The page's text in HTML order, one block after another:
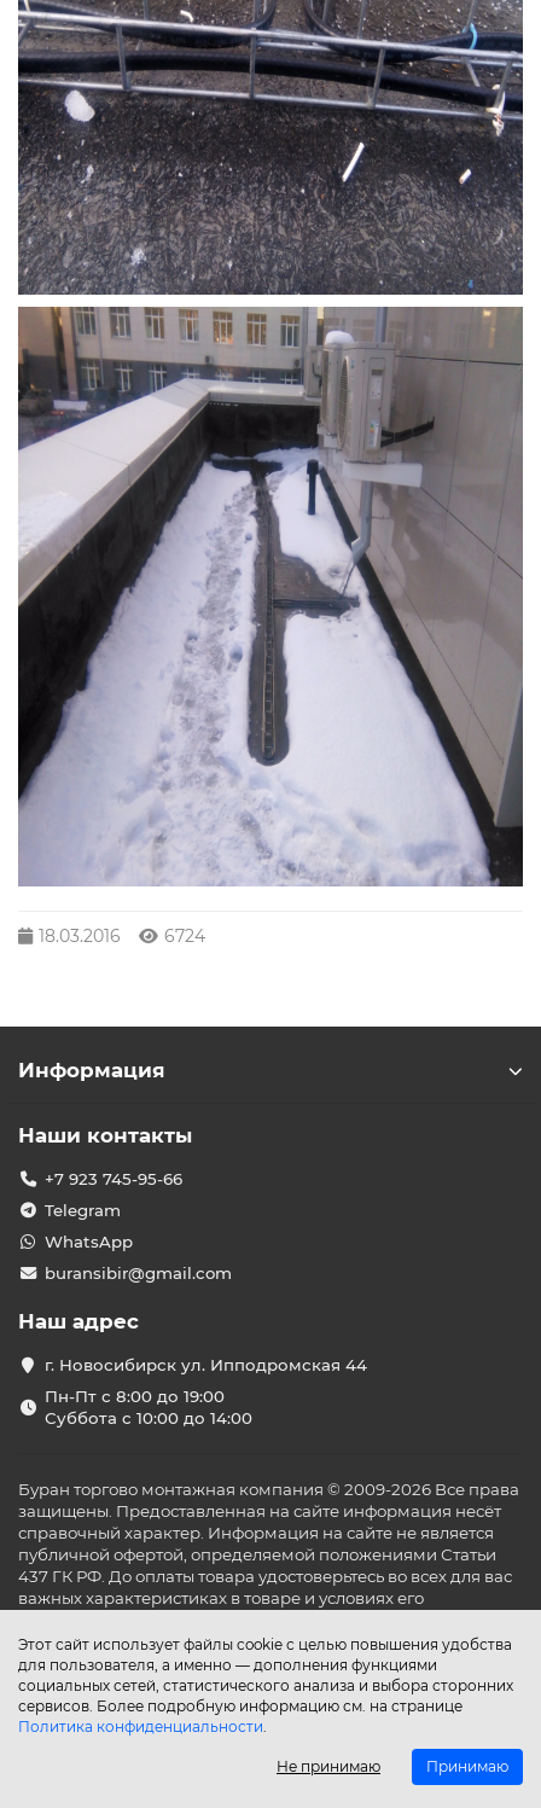
18.03.2016 6724
Этот сайт использует файлы cookie с целью повышения удобства
для пользователя, а именно — дополнения функциями
социальных сетей, статистического анализа и выбора сторонних
сервисов. Более подробную информацию см. на странице
Политика конфиденциальности.
Не принимаю Принимаю
Информация
Наши контакты
+7 923 745-95-66
Telegram
WhatsApp
buransibir@gmail.com
Наш адрес
г. Новосибирск ул. Ипподромская 44
Пн-Пт с 8:00 до 19:00
Суббота с 10:00 до 14:00
Буран торгово монтажная компания © 2009-2026 Все права
защищены. Предоставленная на сайте информация несёт
справочный характер. Информация на сайте не является
публичной офертой, определяемой положениями Статьи
437 ГК РФ. До оплаты товара удостоверьтесь во всех для вас
важных характеристиках в товаре и условиях его